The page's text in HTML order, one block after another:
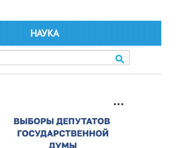
НАУКА